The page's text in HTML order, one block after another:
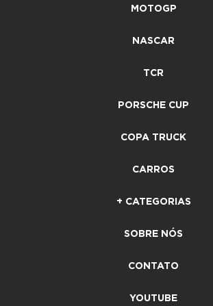
MOTOGP
NASCAR
TCR
PORSCHE CUP
COPA TRUCK
CARROS
+ CATEGORIAS
SOBRE NÓS
CONTATO
YOUTUBE